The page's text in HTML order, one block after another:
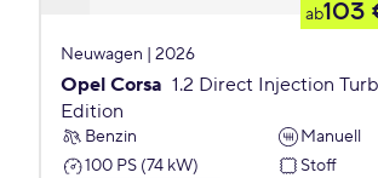
ab103
Neuwagen | 2026
Opel Corsa 1.2 Direct Injection
Edition
Benzin
Manuell
100 PS (74 kW)
Stoff